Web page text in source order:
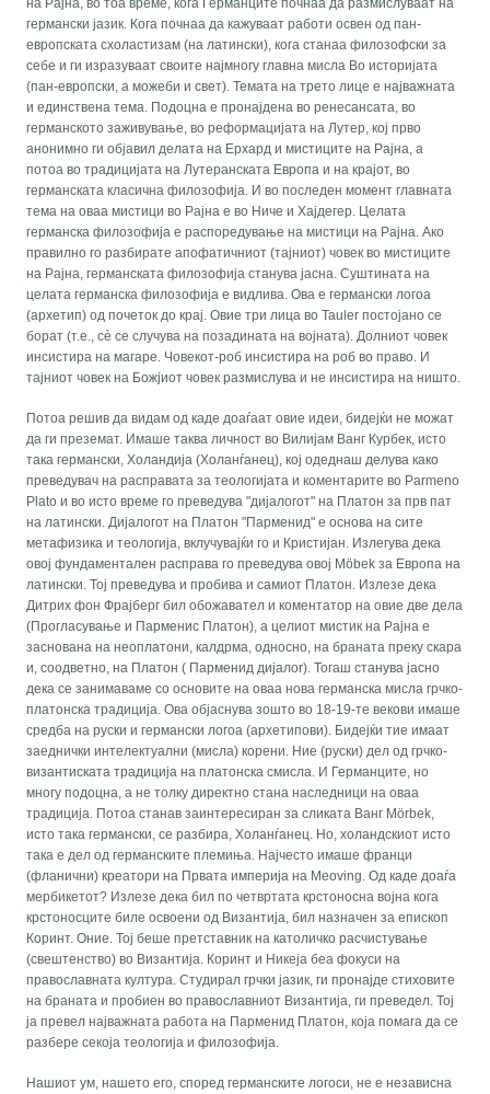
Потоа решив да видам од каде доаѓаат овие идеи, бидејќи не можат
да ги преземат. Имаше таква личност во Вилијам Ванг Курбек, исто
така германски, Холандија (Холанѓанец), кој одеднаш делува како
преведувач на расправата за теологијата и коментарите во Parmeno
Plato и во исто време го преведува "дијалогот" на Платон за прв пат
на латински. Дијалогот на Платон "Парменид" е основа на сите
метафизика и теологија, вклучувајќи го и Кристијан. Излегува дека
овој фундаментален расправа го преведува овој Möbek за Европа на
латински. Тој преведува и пробива и самиот Платон. Излезе дека
Дитрих фон Фрајберг бил обожавател и коментатор на овие две дела
(Прогласување и Парменис Платон), а целиот мистик на Рајна е
заснована на неоплатони, калдрма, односно, на браната преку скара
и, соодветно, на Платон ( Парменид дијалог). Тогаш станува јасно
дека се занимаваме со основите на оваа нова германска мисла грчко-
платонска традиција. Ова објаснува зошто во 18-19-те векови имаше
средба на руски и германски логоа (архетипови). Бидејќи тие имаат
заеднички интелектуални (мисла) корени. Ние (руски) дел од грчко-
византиската традиција на платонска смисла. И Германците, но
многу подоцна, а не толку директно стана наследници на оваа
традиција. Потоа станав заинтересиран за сликата Ванг Mörbek,
исто така германски, се разбира, Холанѓанец. Но, холандскиот исто
така е дел од германските племиња. Најчесто имаше франци
(фланични) креатори на Првата империја на Meoving. Од каде доаѓа
мербикетот? Излезе дека бил по четвртата крстоносна војна кога
крстоносците биле освоени од Византија, бил назначен за епископ
Коринт. Оние. Тој беше претставник на католичко расчистување
(свештенство) во Византија. Коринт и Никеја беа фокуси на
православната култура. Студирал грчки јазик, ги пронајде стиховите
на браната и пробиен во православниот Византија, ги преведел. Тој
ја превел најважната работа на Парменид Платон, која помага да се
разбере секоја теологија и филозофија.
Нашиот ум, нашето его, според германските логоси, не е независна